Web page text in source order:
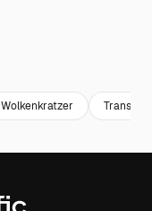
Wolkenkratzer Transport